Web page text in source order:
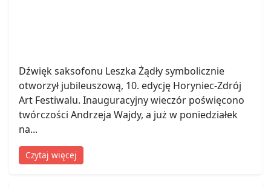
Dźwięk saksofonu Leszka Żądły symbolicznie
otworzył jubileuszową, 10. edycję Horyniec-Zdrój
Art Festiwalu. Inauguracyjny wieczór poświęcono
twórczości Andrzeja Wajdy, a już w poniedziałek
na...
Czytaj więcej